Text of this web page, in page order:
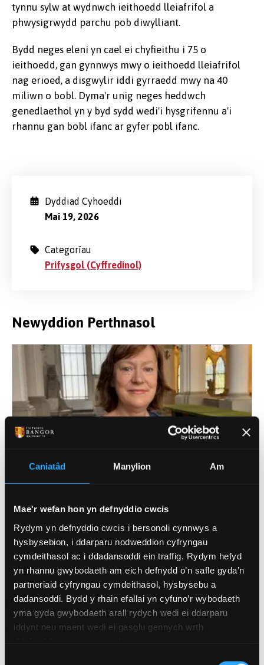
Caniatâd Manylion Am
Mae'r wefan hon yn defnyddio cwcis
Rydym yn defnyddio cwcis i bersonoli cynnwys a
hysbysebion, i ddarparu nodweddion cyfryngau
cymdeithasol ac i ddadansoddi ein traffig. Rydym hefyd
yn rhannu gwybodaeth am eich defnydd o’n safle gyda’n
partneriaid cyfryngau cymdeithasol, hysbysebu a
dadansoddi. Bydd y rhain efallai yn cyfuno’r wybodaeth
yma gyda gwybodaeth arall rydych wedi ei ddarparu
iddynt neu maent wedi ei gasglu gennych wrth
tynnu sylw at wydnwch ieithoedd lleiafrifol a
phwysigrwydd parchu pob diwylliant.
Bydd neges eleni yn cael ei chyfieithu i 75 o
ieithoedd, gan gynnwys mwy o ieithoedd lleiafrifol
nag erioed, a disgwylir iddi gyrraedd mwy na 40
miliwn o bobl. Dyma'r unig neges heddwch
genedlaethol yn y byd sydd wedi'i hysgrifennu a'i
rhannu gan bobl ifanc ar gyfer pobl ifanc.
Dyddiad Cyhoeddi
Mai 19, 2026
Categorïau
Prifysgol (Cyffredinol)
Newyddion Perthnasol
Academydd o Ysgol Feddygol Gogledd Cymru
wedi'i ethol yn Gymrawd Cymdeithas America
ar gyfer Ymchwil i Esgyrn a Mwynau